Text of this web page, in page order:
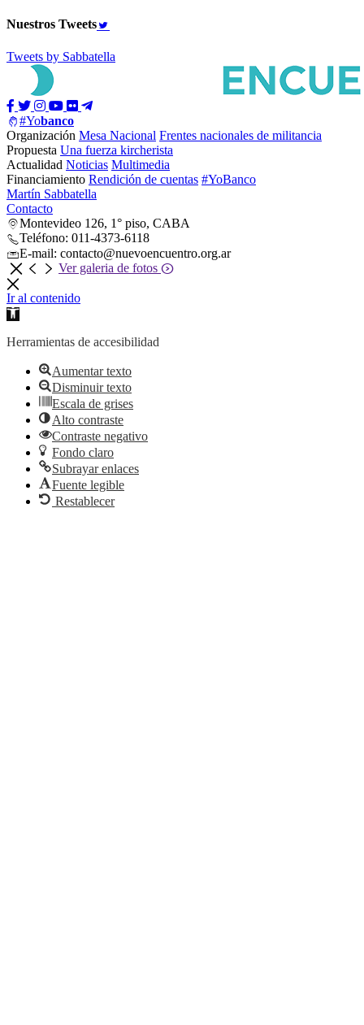
Nuestros Tweets
Tweets by Sabbatella
#Yobanco
Organización Mesa Nacional Frentes nacionales de militancia
Propuesta Una fuerza kircherista
Actualidad Noticias Multimedia
Financiamiento Rendición de cuentas #YoBanco
Martín Sabbatella
Contacto
Montevideo 126, 1° piso, CABA
Teléfono: 011-4373-6118
E-mail: contacto@nuevoencuentro.org.ar
Ver galeria de fotos
Ir al contenido
Abrir
de
Herramientas de accesibilidad
Aumentar texto
Disminuir texto
Escala de grises
Alto contraste
Contraste negativo
Fondo claro
Subrayar enlaces
Fuente legible
Restablecer